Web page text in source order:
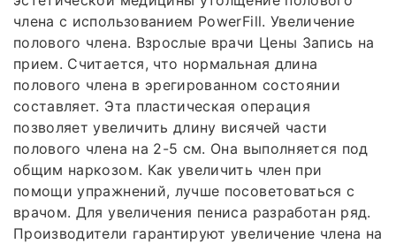
члена с использованием PowerFill. Увеличение
полового члена. Взрослые врачи Цены Запись на
прием. Считается, что нормальная длина
полового члена в эрегированном состоянии
составляет. Эта пластическая операция
позволяет увеличить длину висячей части
полового члена на 2-5 см. Она выполняется под
общим наркозом. Как увеличить член при
помощи упражнений, лучше посоветоваться с
врачом. Для увеличения пениса разработан ряд.
Производители гарантируют увеличение члена на